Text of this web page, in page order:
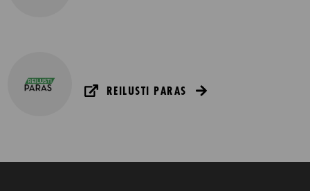
REILUSTI PARAS